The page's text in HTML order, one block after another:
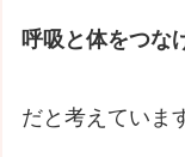
呼吸と体をつな
だと考えていま